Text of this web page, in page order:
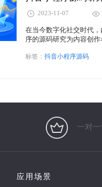
2023-11-07
在当今数字化社交时代
序的源码研究为内容创
标签：抖音小程序源码
一对
应用场景